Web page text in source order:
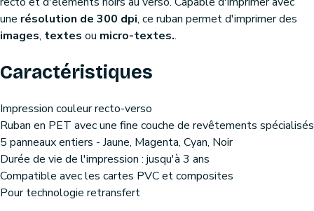
une résolution de 300 dpi, ce ruban permet d'imprimer des
images, textes ou micro-textes..
Caractéristiques
Impression couleur recto-verso
Ruban en PET avec une fine couche de revêtements spécialisés
5 panneaux entiers - Jaune, Magenta, Cyan, Noir
Durée de vie de l'impression : jusqu'à 3 ans
Compatible avec les cartes PVC et composites
Pour technologie retransfert